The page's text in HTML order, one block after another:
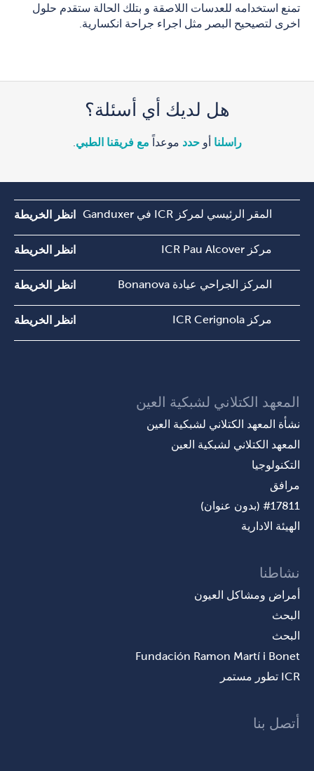
تمنع استخدامه للعدسات اللاصقة و بتلك الحالة ستقدم حلول
اخرى لتصيحيح البصر مثل اجراء جراحة انكسارية.
هل لديك أي أسئلة؟
راسلنا أوحدد موعداً مع فريقنا الطبي
المقر الرئيسي لمركز ICR في Ganduxer انظر الخريطة
مركز ICR Pau Alcover انظر الخريطة
المركز الجراحي عيادة Bonanova انظر الخريطة
مركز ICR Cerignola انظر الخريطة
المعهد الكتلاني لشبكية العين
نشأة المعهد الكتلاني لشبكية العين
المعهد الكتلاني لشبكية العين
التكنولوجيا
مرافق
#17811 (بدون عنوان)
الهيئة الادارية
نشاطنا
أمراض ومشاكل العيون
البحث
البحث
Fundación Ramon Martí i Bonet
ICR تطور مستمر
أتصل بنا